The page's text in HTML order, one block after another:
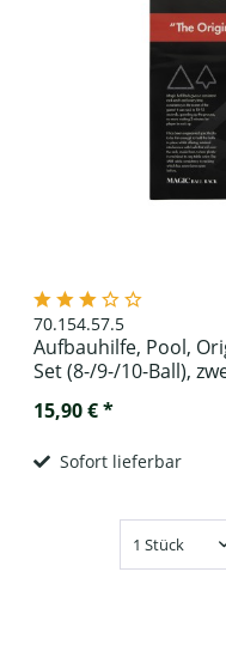
70.154.57.5
Aufbauhilfe, Pool,
Set (8-/9-/10-Ball),
15,90 € *
Sofort lieferbar